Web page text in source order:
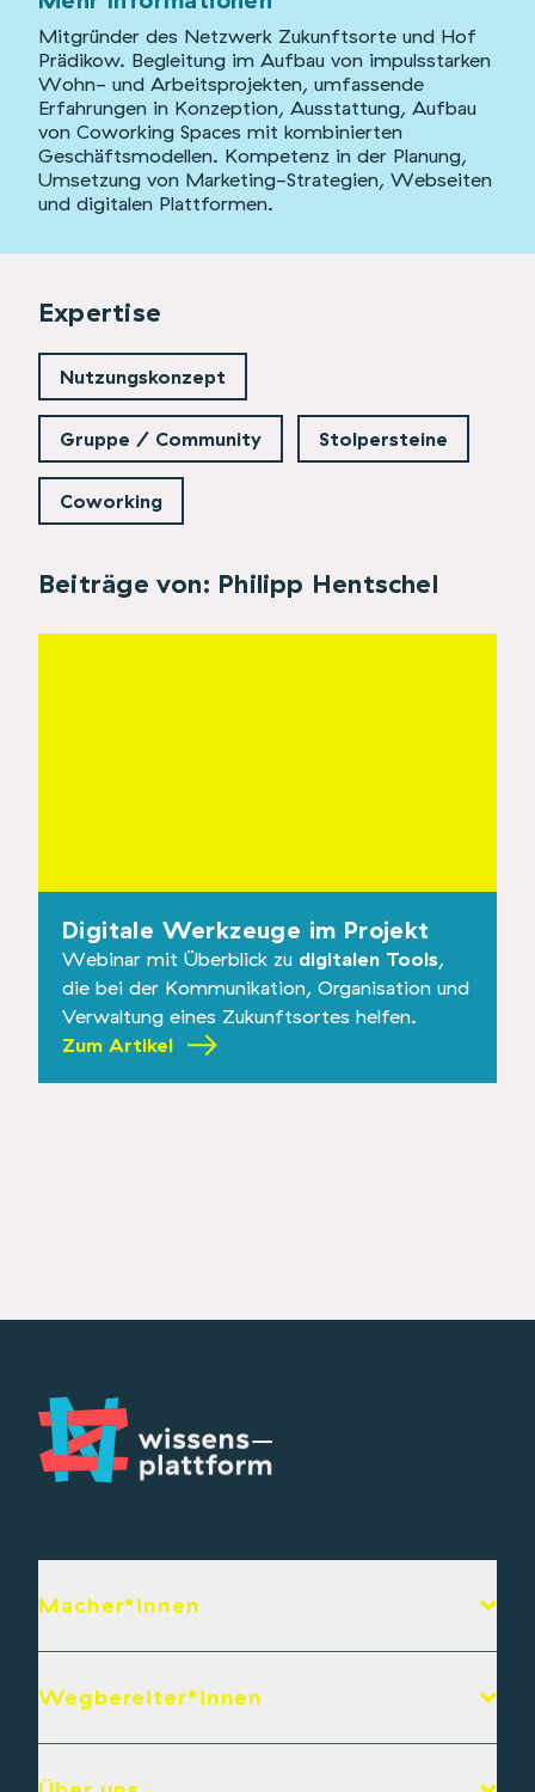
Mitgründer des Netzwerk Zukunftsorte und Hof
Prädikow. Begleitung im Aufbau von impulsstarken
Wohn- und Arbeitsprojekten, umfassende
Erfahrungen in Konzeption, Ausstattung, Aufbau
von Coworking Spaces mit kombinierten
Geschäftsmodellen. Kompetenz in der Planung,
Umsetzung von Marketing-Strategien, Webseiten
und digitalen Plattformen.
Expertise
Nutzungskonzept
Gruppe / Community Stolpersteine
Coworking
Beiträge von: Philipp Hentschel
Digitale Werkzeuge im Projekt
Webinar mit Überblick zu digitalen Tools,
die bei der Kommunikation, Organisation und
Verwaltung eines Zukunftsortes helfen.
Zum Artikel
Macher*innen
Wegbereiter*innen